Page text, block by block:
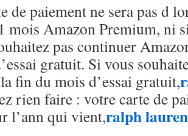
de paiement ne sera pas d
mois Amazon Premium, ni
pas continuer
gratuit. Si vous
fin du mois d’essai gratuit,
rien faire : votre carte de
l’ann qui vient,ralph